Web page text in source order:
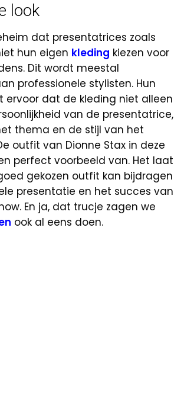
look
dat presentatrices zoals
hun eigen kleding kiezen voor
Dit wordt meestal
professionele stylisten. Hun
ervoor dat de kleding niet alleen
van de presentatrice,
thema en de stijl van het
outfit van Dionne Stax in deze
perfect voorbeeld van. Het laat
gekozen outfit kan bijdragen
presentatie en het succes van
En ja, dat trucje zagen we
ook al eens doen.